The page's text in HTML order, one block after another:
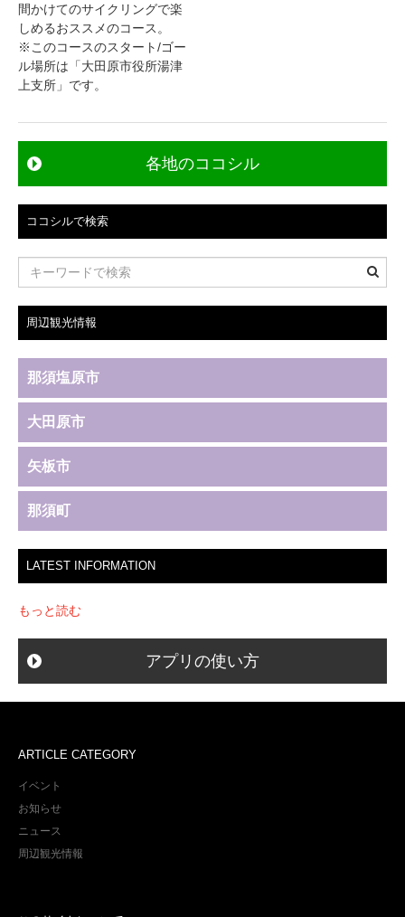
間かけてのサイクリングで楽
しめるおススメのコース。
※このコースのスタート/ゴー
ル場所は「大田原市役所湯津
上支所」です。
各地のココシル
ココシルで検索
周辺観光情報
那須塩原市
大田原市
矢板市
那須町
LATEST INFORMATION
もっと読む
アプリの使い方
ARTICLE CATEGORY
イベント
お知らせ
ニュース
周辺観光情報